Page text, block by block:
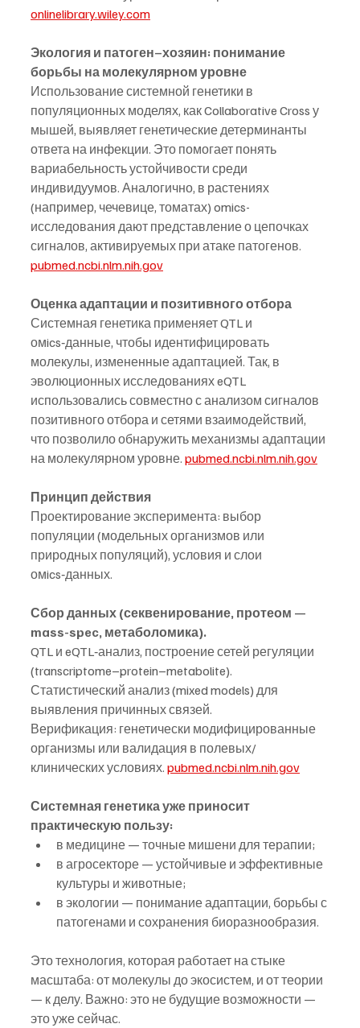
onlinelibrary.wiley.com
Экология и патоген–хозяин: понимание
борьбы на молекулярном уровне
Использование системной генетики в
популяционных моделях, как Collaborative Cross у
мышей, выявляет генетические детерминанты
ответа на инфекции. Это помогает понять
вариабельность устойчивости среди
индивидуумов. Аналогично, в растениях
(например, чечевице, томатах) omics-
исследования дают представление о цепочках
сигналов, активируемых при атаке патогенов.
pubmed.ncbi.nlm.nih.gov
Оценка адаптации и позитивного отбора
Системная генетика применяет QTL и
омics‑данные, чтобы идентифицировать
молекулы, измененные адаптацией. Так, в
эволюционных исследованиях eQTL
использовались совместно с анализом сигналов
позитивного отбора и сетями взаимодействий,
что позволило обнаружить механизмы адаптации
на молекулярном уровне. pubmed.ncbi.nlm.nih.gov
Принцип действия
Проектирование эксперимента: выбор
популяции (модельных организмов или
природных популяций), условия и слои
омics‑данных.
Сбор данных (секвенирование, протеом —
mass-spec, метаболомика).
QTL и eQTL‑анализ, построение сетей регуляции
(transcriptome–protein–metabolite).
Статистический анализ (mixed models) для
выявления причинных связей.
Верификация: генетически модифицированные
организмы или валидация в полевых/
клинических условиях. pubmed.ncbi.nlm.nih.gov
Системная генетика уже приносит
практическую пользу:
в медицине — точные мишени для терапии;
в агросекторе — устойчивые и эффективные
культуры и животные;
в экологии — понимание адаптации, борьбы с
патогенами и сохранения биоразнообразия.
Это технология, которая работает на стыке
масштаба: от молекулы до экосистем, и от теории
— к делу. Важно: это не будущие возможности —
это уже сейчас.